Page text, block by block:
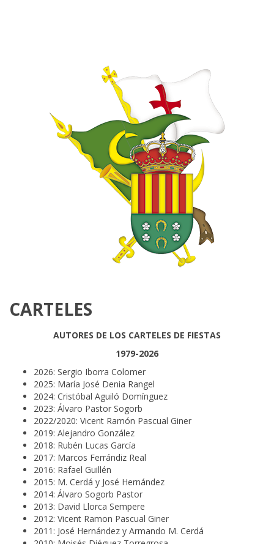
CARTELES
AUTORES DE LOS CARTELES DE FIESTAS
1979-2026
2026: Sergio Iborra Colomer
2025: María José Denia Rangel
2024: Cristóbal Aguiló Domínguez
2023: Álvaro Pastor Sogorb
2022/2020: Vicent Ramón Pascual Giner
2019: Alejandro González
2018: Rubén Lucas García
2017: Marcos Ferrándiz Real
2016: Rafael Guillén
2015: M. Cerdá y José Hernández
2014: Álvaro Sogorb Pastor
2013: David Llorca Sempere
2012: Vicent Ramon Pascual Giner
2011: José Hernández y Armando M. Cerdá